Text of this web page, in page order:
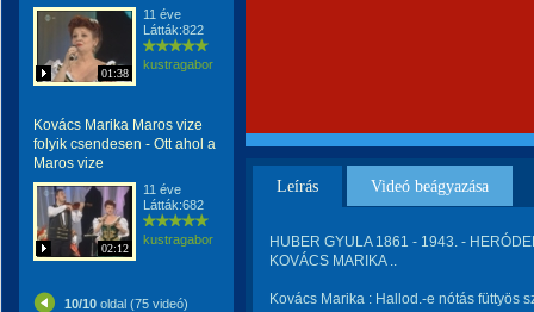
01:38
11 éve
Látták:822
kustragabor
Kovács Marika Maros vize
folyik csendesen - Ott ahol a
Maros vize
02:12
11 éve
Látták:682
kustragabor
10/10 oldal (75 videó)
Leírás Videó beágyazása
HUBER GYULA 1861 - 1943. -
KOVÁCS MARIKA ..
Kovács Marika : Hallod.-e nótás füttyös